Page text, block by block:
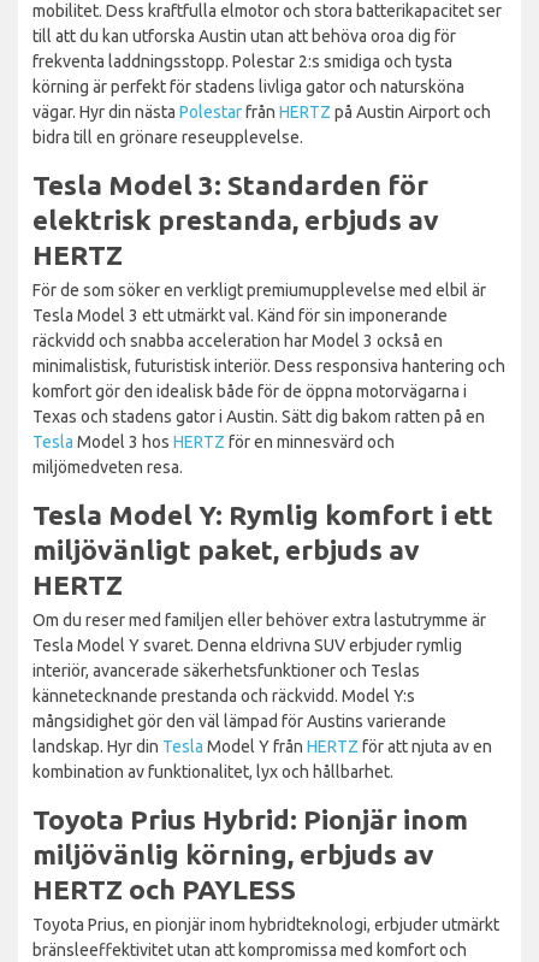
mobilitet. Dess kraftfulla elmotor och stora batterikapacitet ser
till att du kan utforska Austin utan att behöva oroa dig för
frekventa laddningsstopp. Polestar 2:s smidiga och tysta
körning är perfekt för stadens livliga gator och natursköna
vägar. Hyr din nästa Polestarfrån HERTZ på Austin Airport och
bidra till en grönare reseupplevelse.
Tesla Model 3: Standarden för
elektrisk prestanda, erbjuds av
HERTZ
För de som söker en verkligt premiumupplevelse med elbil är
Tesla Model 3 ett utmärkt val. Känd för sin imponerande
räckvidd och snabba acceleration har Model 3 också en
minimalistisk, futuristisk interiör. Dess responsiva hantering och
komfort gör den idealisk både för de öppna motorvägarna i
Texas och stadens gator i Austin. Sätt dig bakom ratten på en
Tesla Model 3 hos HERTZ för en minnesvärd och
miljömedveten resa.
Tesla Model Y: Rymlig komfort i ett
miljövänligt paket, erbjuds av
HERTZ
Om du reser med familjen eller behöver extra lastutrymme är
Tesla Model Y svaret. Denna eldrivna SUV erbjuder rymlig
interiör, avancerade säkerhetsfunktioner och Teslas
kännetecknande prestanda och räckvidd. Model Y:s
mångsidighet gör den väl lämpad för Austins varierande
landskap. Hyr din Tesla Model Y från HERTZ för att njuta av en
kombination av funktionalitet, lyx och hållbarhet.
Toyota Prius Hybrid: Pionjär inom
miljövänlig körning, erbjuds av
HERTZ och PAYLESS
Toyota Prius, en pionjär inom hybridteknologi, erbjuder utmärkt
bränsleeffektivitet utan att kompromissa med komfort och